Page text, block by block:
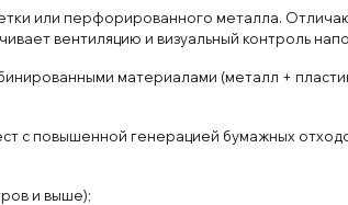
ки или перфорированного металла. Отлич
вентиляцию и визуальный контроль
рованными материалами (металл +
с повышенной генерацией бумажных
ров и выше);